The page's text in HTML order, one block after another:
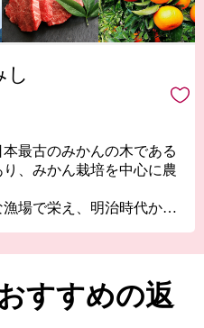
し
最古のみかんの木である
り、みかん栽培を中心に農
場で栄え、明治時代から
きたため鉱山の独特な景
があることから「セメン
。
すすめの返